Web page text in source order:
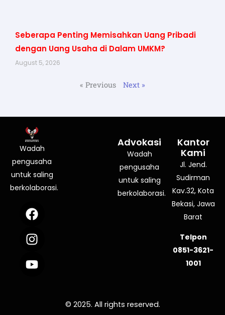
Seberapa Penting Memisahkan Uang Pribadi
dengan Uang Usaha di Dalam UMKM?
August 5, 2026
« Previous Next »
Wadah
pengusaha
untuk saling
berkolaborasi.
F
a
c
e
b
o
I
n
s
t
a
g
Y
o
u
t
u
b
Advokasi
Wadah
pengusaha
untuk saling
berkolaborasi.
Kantor
Kami
Jl. Jend.
Sudirman
Kav.32, Kota
Bekasi, Jawa
Barat
Telpon
0851-3621-
1001
© 2025. All rights reserved.